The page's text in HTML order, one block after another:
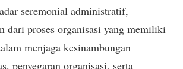
seremonial administratif,
dari proses organisasi yang memiliki
menjaga kesinambungan
penyegaran organisasi, serta